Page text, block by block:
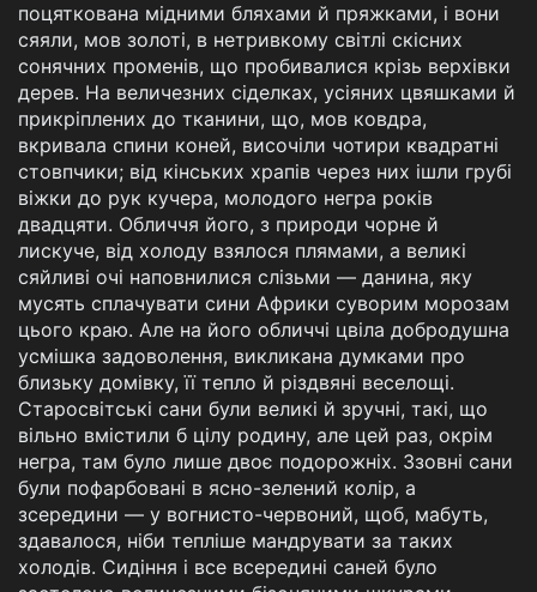
поцяткована мідними бляхами й пряжками, і вони
сяяли, мов золоті, в нетривкому світлі скісних
сонячних променів, що пробивалися крізь верхівки
дерев. На величезних сіделках, усіяних цвяшками й
прикріплених до тканини, що, мов ковдра,
вкривала спини коней, височіли чотири квадратні
стовпчики; від кінських храпів через них ішли грубі
віжки до рук кучера, молодого негра років
двадцяти. Обличчя його, з природи чорне й
лискуче, від холоду взялося плямами, а великі
сяйливі очі наповнилися слізьми — данина, яку
мусять сплачувати сини Африки суворим морозам
цього краю. Але на його обличчі цвіла добродушна
усмішка задоволення, викликана думками про
близьку домівку, її тепло й різдвяні веселощі.
Старосвітські сани були великі й зручні, такі, що
вільно вмістили б цілу родину, але цей раз, окрім
негра, там було лише двоє подорожніх. Ззовні сани
були пофарбовані в ясно-зелений колір, а
зсередини — у вогнисто-червоний, щоб, мабуть,
здавалося, ніби тепліше мандрувати за таких
холодів. Сидіння і все всередині саней було